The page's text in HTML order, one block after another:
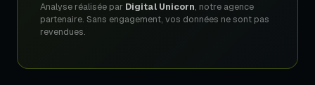
Analyse réalisée par Digital Unicorn, notre agence
partenaire. Sans engagement, vos données ne sont pas
revendues.